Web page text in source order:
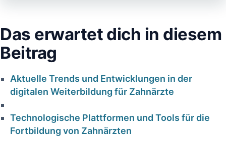
Das erwartet⁣ dich in diesem
Beitrag
Aktuelle Trends und Entwicklungen in der
digitalen Weiterbildung für⁣ Zahnärzte
Technologische Plattformen und Tools für die
Fortbildung von Zahnärzten